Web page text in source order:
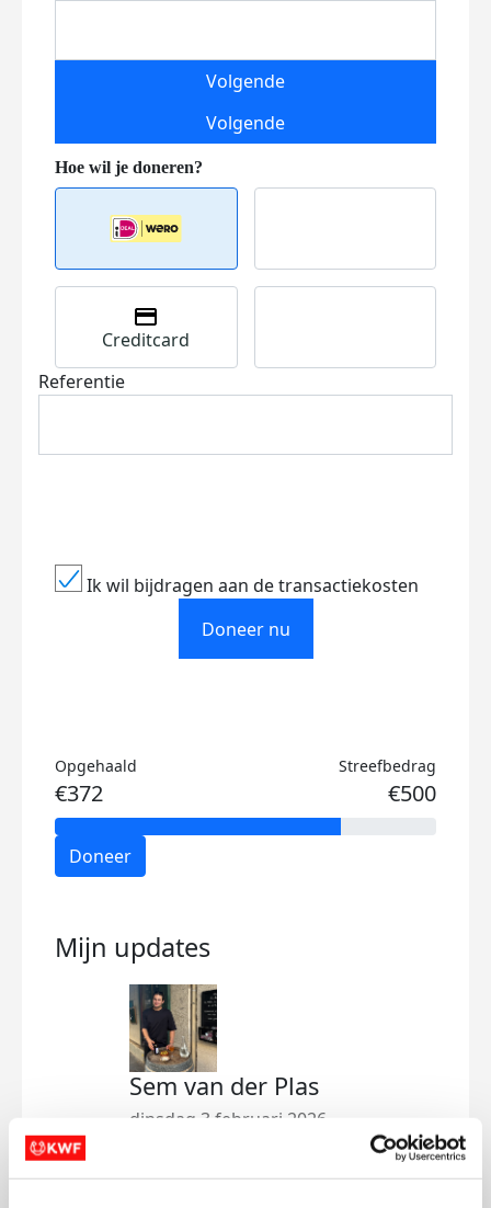
Volgende
Volgende
Creditcard
Referentie
Ik wil bijdragen aan de transactiekosten
Doneer nu
Opgehaald
€372
Streefbedrag
€500
Doneer
Mijn updates
Sem van der Plas
dinsdag 3 februari 2026